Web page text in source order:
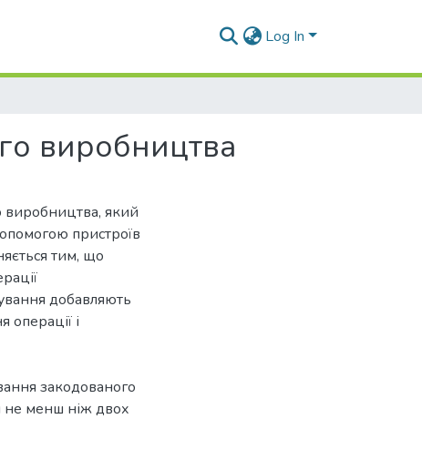
Log In
виробництва
виробництва, який
пристроїв
тим, що
добавляють
і
закодованого
не менш ніж двох